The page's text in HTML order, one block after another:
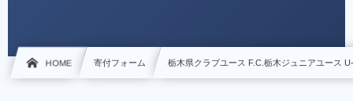
HOME 寄付フォーム 栃木県クラブユース F.C.栃木ジュニアユース